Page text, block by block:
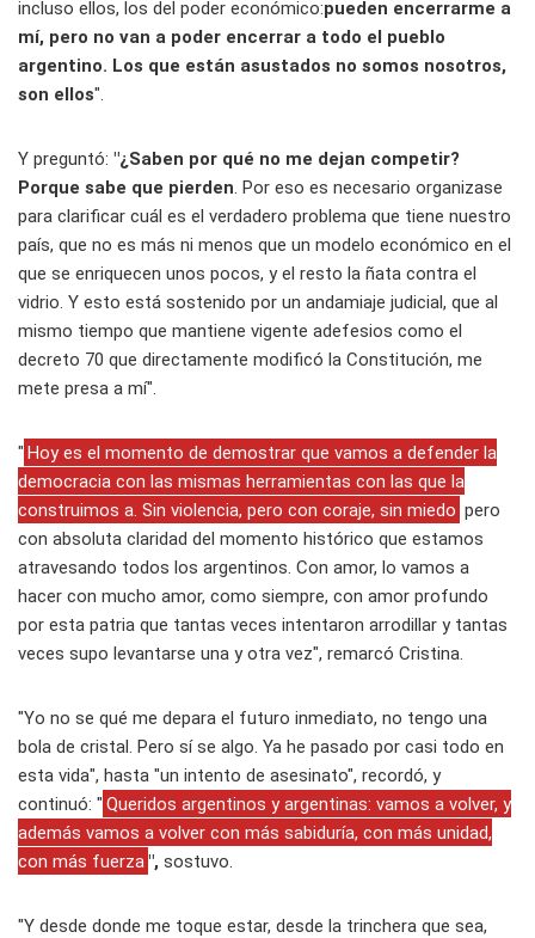
incluso ellos, los del poder económico:pueden encerrarme a
mí, pero no van a poder encerrar a todo el pueblo
argentino. Los que están asustados no somos nosotros,
son ellos".
Y preguntó: "¿Saben por qué no me dejan competir?
Porque sabe que pierden . Por eso es necesario organizase
para clarificar cuál es el verdadero problema que tiene nuestro
país, que no es más ni menos que un modelo económico en el
que se enriquecen unos pocos, y el resto la ñata contra el
vidrio. Y esto está sostenido por un andamiaje judicial, que al
mismo tiempo que mantiene vigente adefesios como el
decreto 70 que directamente modificó la Constitución, me
mete presa a mí".
" Hoy es el momento de demostrar que vamos a defender la
democracia con las mismas herramientas con las que la
construimos a. Sin violencia, pero con coraje, sin miedo pero
con absoluta claridad del momento histórico que estamos
atravesando todos los argentinos. Con amor, lo vamos a
hacer con mucho amor, como siempre, con amor profundo
por esta patria que tantas veces intentaron arrodillar y tantas
veces supo levantarse una y otra vez", remarcó Cristina.
"Yo no se qué me depara el futuro inmediato, no tengo una
bola de cristal. Pero sí se algo. Ya he pasado por casi todo en
esta vida", hasta "un intento de asesinato", recordó, y
continuó: " Queridos argentinos y argentinas: vamos a volver, y
además vamos a volver con más sabiduría, con más unidad,
con más fuerza ", sostuvo.
"Y desde donde me toque estar, desde la trinchera que sea,